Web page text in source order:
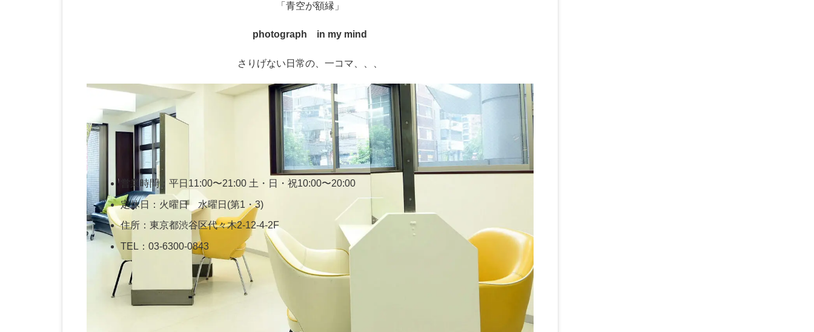
「青空が額縁」
photograph in my mind
さりげない日常の、一コマ、、、
営業時間：平日11:00〜21:00 土・日・祝10:00〜20:00
定休日：火曜日 水曜日(第1・3)
住所：東京都渋谷区代々木2-12-4-2F
TEL：03-6300-0843